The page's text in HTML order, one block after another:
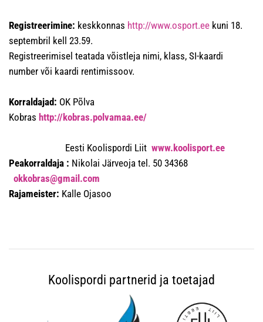
Registreerimine: keskkonnas http://www.osport.ee kuni 18.
septembril kell 23.59.
Registreerimisel teatada võistleja nimi, klass, SI-kaardi
number või kaardi rentimissoov.
Korraldajad: OK Põlva
Kobras http://kobras.polvamaa.ee/
Eesti Koolispordi Liit www.koolisport.ee
Peakorraldaja : Nikolai Järveoja tel. 50 34368
okkobras@gmail.com
Rajameister: Kalle Ojasoo
Koolispordi partnerid ja toetajad